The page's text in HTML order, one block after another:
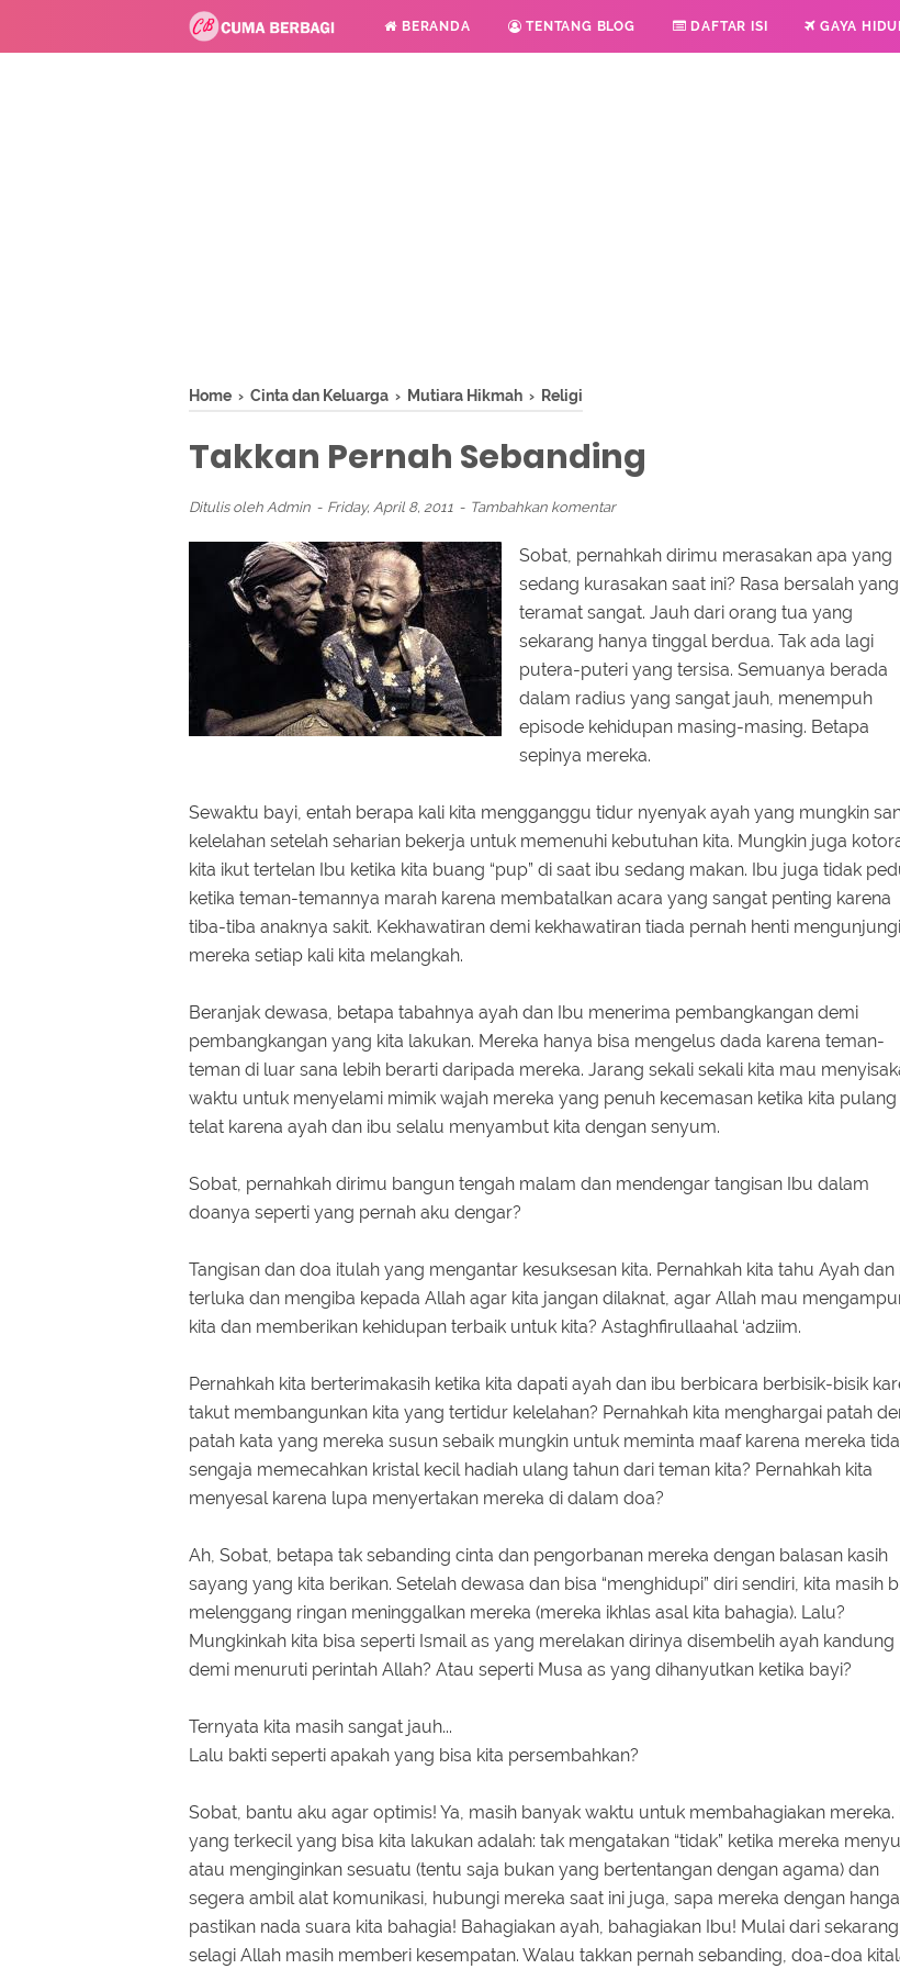
BERANDA TENTANG BLOG DAFTAR ISI GAYA
Home › Cinta dan Keluarga › Mutiara Hikmah › Religi
Takkan Pernah Sebanding
Ditulis oleh Admin Friday, April 8, 2011 Tambahkan komentar
Sobat, pernahkah dirimu merasakan apa yang
sedang kurasakan saat ini? Rasa bersalah yang
teramat sangat. Jauh dari orang tua yang
sekarang hanya tinggal berdua. Tak ada lagi
putera-puteri yang tersisa. Semuanya berada
dalam radius yang sangat jauh, menempuh
episode kehidupan masing-masing. Betapa
sepinya mereka.
Sewaktu bayi, entah berapa kali kita mengganggu tidur nyenyak ayah yang mungkin
kelelahan setelah seharian bekerja untuk memenuhi kebutuhan kita. Mungkin juga
kita ikut tertelan Ibu ketika kita buang “pup” di saat ibu sedang makan. Ibu juga tidak
ketika teman-temannya marah karena membatalkan acara yang sangat penting karena
tiba-tiba anaknya sakit. Kekhawatiran demi kekhawatiran tiada pernah henti mengunjungi
mereka setiap kali kita melangkah.
Beranjak dewasa, betapa tabahnya ayah dan Ibu menerima pembangkangan demi
pembangkangan yang kita lakukan. Mereka hanya bisa mengelus dada karena teman-
teman di luar sana lebih berarti daripada mereka. Jarang sekali sekali kita mau
waktu untuk menyelami mimik wajah mereka yang penuh kecemasan ketika kita pulang
telat karena ayah dan ibu selalu menyambut kita dengan senyum.
Sobat, pernahkah dirimu bangun tengah malam dan mendengar tangisan Ibu dalam
doanya seperti yang pernah aku dengar?
Tangisan dan doa itulah yang mengantar kesuksesan kita. Pernahkah kita tahu Ayah dan
terluka dan mengiba kepada Allah agar kita jangan dilaknat, agar Allah mau
kita dan memberikan kehidupan terbaik untuk kita? Astaghfirullaahal ‘adziim.
Pernahkah kita berterimakasih ketika kita dapati ayah dan ibu berbicara berbisik-bisik
takut membangunkan kita yang tertidur kelelahan? Pernahkah kita menghargai patah
patah kata yang mereka susun sebaik mungkin untuk meminta maaf karena mereka
sengaja memecahkan kristal kecil hadiah ulang tahun dari teman kita? Pernahkah kita
menyesal karena lupa menyertakan mereka di dalam doa?
Ah, Sobat, betapa tak sebanding cinta dan pengorbanan mereka dengan balasan kasih
sayang yang kita berikan. Setelah dewasa dan bisa “menghidupi” diri sendiri, kita masih
melenggang ringan meninggalkan mereka (mereka ikhlas asal kita bahagia). Lalu?
Mungkinkah kita bisa seperti Ismail as yang merelakan dirinya disembelih ayah kandung
demi menuruti perintah Allah? Atau seperti Musa as yang dihanyutkan ketika bayi?
Ternyata kita masih sangat jauh...
Lalu bakti seperti apakah yang bisa kita persembahkan?
Sobat, bantu aku agar optimis! Ya, masih banyak waktu untuk membahagiakan mereka.
yang terkecil yang bisa kita lakukan adalah: tak mengatakan “tidak” ketika mereka
atau menginginkan sesuatu (tentu saja bukan yang bertentangan dengan agama) dan
segera ambil alat komunikasi, hubungi mereka saat ini juga, sapa mereka dengan
pastikan nada suara kita bahagia! Bahagiakan ayah, bahagiakan Ibu! Mulai dari sekarang,
selagi Allah masih memberi kesempatan. Walau takkan pernah sebanding, doa-doa